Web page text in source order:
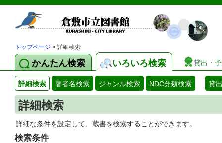
トップページ > 詳細検索
かんたん検索 いろいろ検索 貸出・
詳細検索 著者名検索 ジャンル検索 NDC分類検索 貸
詳細検索
詳細な条件を設定して、蔵書を検索することができます。
検索条件